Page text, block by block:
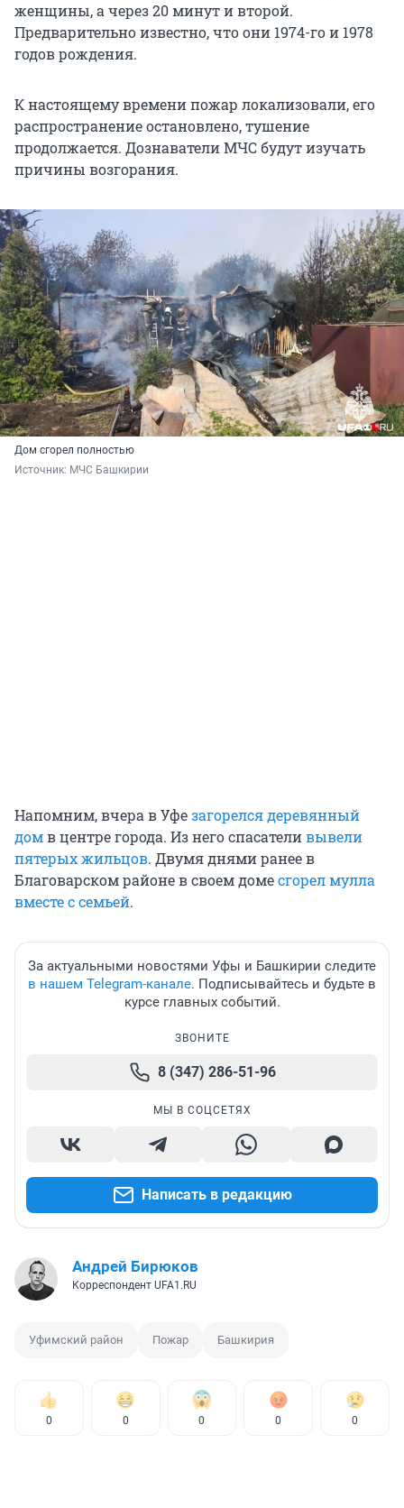
женщины, а через 20 минут и второй.
Предварительно известно, что они 1974-го и 1978
годов рождения.
К настоящему времени пожар локализовали, его
распространение остановлено, тушение
продолжается. Дознаватели МЧС будут изучать
причины возгорания.
Дом сгорел полностью
Источник: МЧС Башкирии
Напомним, вчера в Уфезагорелся деревянный
домв центре города. Из него спасателивывели
пятерых жильцов. Двумя днями ранее в
Благоварском районе в своем домесгорел мулла
вместе с семьей.
За актуальными новостями Уфы и Башкирии следите
в нашем Telegram-канале. Подписывайтесь и будьте в
курсе главных событий.
ЗВОНИТЕ
8 (347) 286-51-96
МЫ В СОЦСЕТЯХ
Написать в редакцию
Андрей Бирюков
Корреспондент UFA1.RU
Уфимский район Пожар Башкирия
0 0 0 0 0